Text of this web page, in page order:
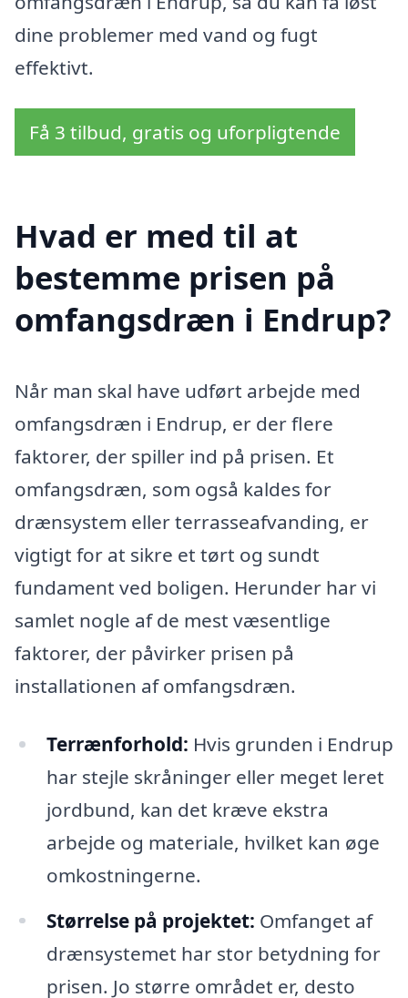
dine problemer med vand og fugt
effektivt.
Få 3 tilbud, gratis og uforpligtende
Hvad er med til at
bestemme prisen på
omfangsdræn i Endrup?
Når man skal have udført arbejde med
omfangsdræn i Endrup, er der flere
faktorer, der spiller ind på prisen. Et
omfangsdræn, som også kaldes for
drænsystem eller terrasseafvanding, er
vigtigt for at sikre et tørt og sundt
fundament ved boligen. Herunder har vi
samlet nogle af de mest væsentlige
faktorer, der påvirker prisen på
installationen af omfangsdræn.
Terrænforhold: Hvis grunden i Endrup
har stejle skråninger eller meget leret
jordbund, kan det kræve ekstra
arbejde og materiale, hvilket kan øge
omkostningerne.
Størrelse på projektet: Omfanget af
drænsystemet har stor betydning for
prisen. Jo større området er, desto